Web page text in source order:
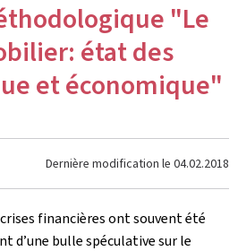
"Le
état des
et économique"
Dernière modification le 04.02.2018
financières ont souvent été
d’une bulle spéculative sur le